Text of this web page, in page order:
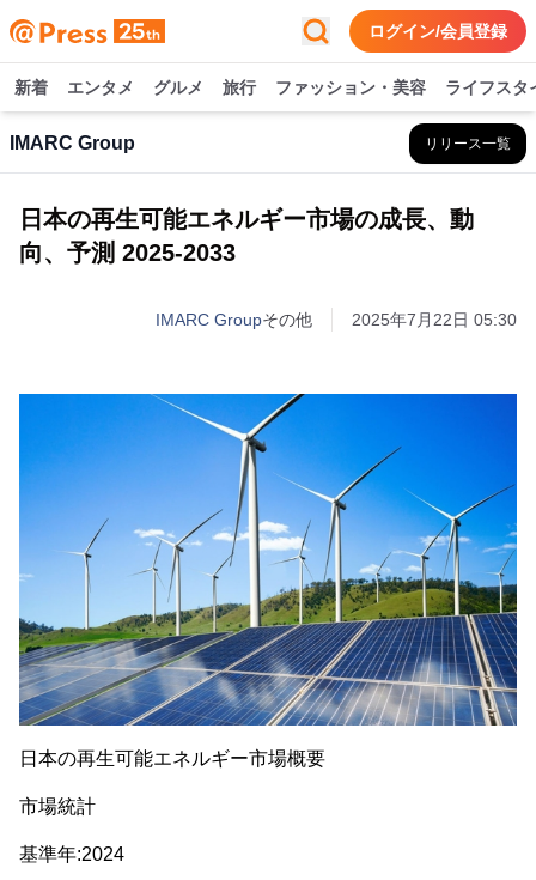
ログイン/会員登録
新着 エンタメ グルメ 旅行 ファッション・美容 ライフスタ
IMARC Group リリース一覧
日本の再生可能エネルギー市場の成長、動
向、予測 2025-2033
IMARC Groupその他 2025年7月22日 05:30
日本の再生可能エネルギー市場概要
市場統計
基準年:2024